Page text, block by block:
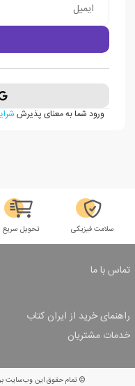
ایمیل
ورود شما به معنای پذیرش
سلامت فیزیکی تحویل سریع
تماس با ما
راهنمای خرید از ایران کتاب
ثبت سفارش
شرایط ارسال سفارش
شیوه پرداخت
تخفیف‌های خرید
خدمات مشتریان
© تمام حقوق این وب‌سایت